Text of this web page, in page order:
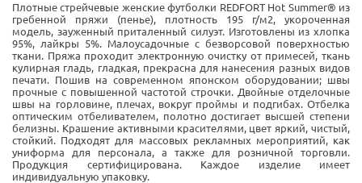
Плотные стрейчевые женские футболки REDFORT Hot Summer® из
гребенной пряжи (пенье), плотность 195 г/м2, укороченная
модель, зауженный приталенный силуэт. Изготовлены из хлопка
95%, лайкры 5%. Малоусадочные с безворсовой поверхностью
ткани. Пряжа проходит электронную очистку от примесей, ткань
кулирная гладь, гладкая, прекрасна для нанесения разных видов
печати. Пошив на современном японском оборудовании; швы
прочные с повышенной частотой строчки. Двойные отделочные
швы на горловине, плечах, вокруг проймы и подгибах. Отбелка
оптическим отбеливателем, полотно достигает высшей степени
белизны. Крашение активными красителями, цвет яркий, чистый,
стойкий. Подходят для массовых рекламных мероприятий, как
униформа для персонала, а также для розничной торговли.
Продукция сертифицирована. Каждое изделие имеет
индивидуальную упаковку.